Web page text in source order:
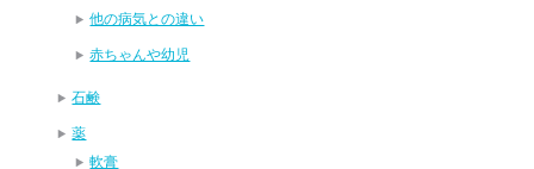
他の病気との違い
赤ちゃんや幼児
石鹸
薬
軟膏